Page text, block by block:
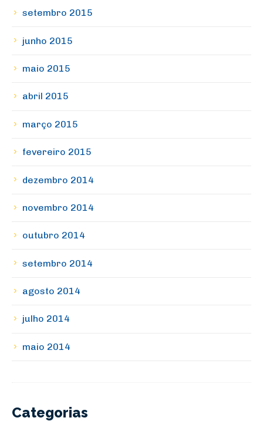
setembro 2015
junho 2015
maio 2015
abril 2015
março 2015
fevereiro 2015
dezembro 2014
novembro 2014
outubro 2014
setembro 2014
agosto 2014
julho 2014
maio 2014
Categorias